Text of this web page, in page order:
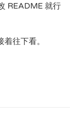
README 就行
往下看。